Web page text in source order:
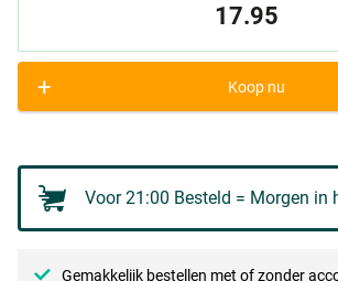
S-21
17.95
+ Koop nu
Voor 21:00 Besteld = Morgen in
Gemakkelijk bestellen met of zonder